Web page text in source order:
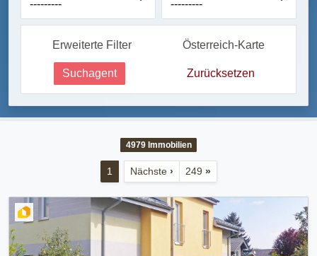
Erweiterte Filter Österreich-Karte
Suchagent Zurücksetzen
4979Immobilien
1 Nächste › 249 »